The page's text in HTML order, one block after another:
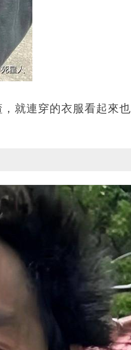
就連穿的衣服看起來